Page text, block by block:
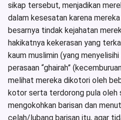
sikap tersebut, menjadikan
dalam kesesatan karena
besarnya tindak kejahatan
hakikatnya kekerasan yang
kaum muslimin (yang
perasaan “ghairah”
melihat mereka dikotori oleh
kotor serta terdorong pula oleh
mengokohkan barisan dan
celah/lubang barisan itu, agar